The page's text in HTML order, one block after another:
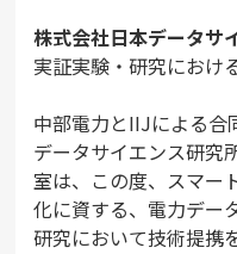
株式会社日本データサ
実証実験・研究におけ
中部電力とIIJによる合
データサイエンス研究
室は、この度、スマー
化に資する、電力デー
研究において技術提携